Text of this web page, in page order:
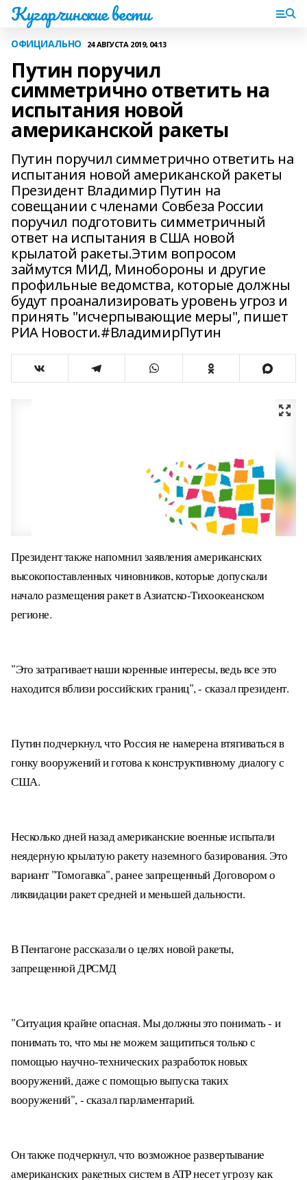
Кугарчинские вести
ОФИЦИАЛЬНО 24 АВГУСТА 2019, 04:13
Путин поручил
симметрично ответить на
испытания новой
американской ракеты
Путин поручил симметрично ответить на
испытания новой американской ракеты
Президент Владимир Путин на
совещании с членами Совбеза России
поручил подготовить симметричный
ответ на испытания в США новой
крылатой ракеты.Этим вопросом
займутся МИД, Минобороны и другие
профильные ведомства, которые должны
будут проанализировать уровень угроз и
принять "исчерпывающие меры", пишет
РИА Новости.#ВладимирПутин
Президент также напомнил заявления американских
высокопоставленных чиновников, которые допускали
начало размещения ракет в Азиатско-Тихоокеанском
регионе.
"Это затрагивает наши коренные интересы, ведь все это
находится вблизи российских границ", - сказал президент.
Путин подчеркнул, что Россия не намерена втягиваться в
гонку вооружений и готова к конструктивному диалогу с
США.
Несколько дней назад американские военные испытали
неядерную крылатую ракету наземного базирования. Это
вариант "Томогавка", ранее запрещенный Договором о
ликвидации ракет средней и меньшей дальности.
В Пентагоне рассказали о целях новой ракеты,
запрещенной ДРСМД
"Ситуация крайне опасная. Мы должны это понимать - и
понимать то, что мы не можем защититься только с
помощью научно-технических разработок новых
вооружений, даже с помощью выпуска таких
вооружений", - сказал парламентарий.
Он также подчеркнул, что возможное развертывание
американских ракетных систем в АТР несет угрозу как